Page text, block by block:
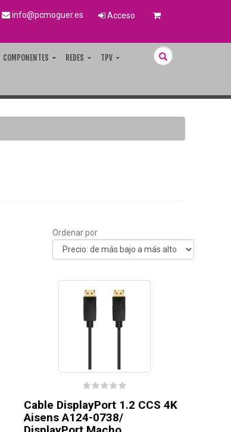
info@pcmoguer.es Acceso
COMPONENTES REDES TPV
Ordenar por
Cable DisplayPort 1.2 CCS 4K
Aisens A124-0738/